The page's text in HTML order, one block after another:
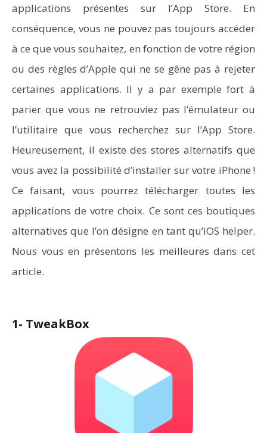
applications présentes sur l’App Store. En
conséquence, vous ne pouvez pas toujours accéder
à ce que vous souhaitez, en fonction de votre région
ou des règles d’Apple qui ne se gêne pas à rejeter
certaines applications. Il y a par exemple fort à
parier que vous ne retrouviez pas l’émulateur ou
l’utilitaire que vous recherchez sur l’App Store.
Heureusement, il existe des stores alternatifs que
vous avez la possibilité d’installer sur votre iPhone !
Ce faisant, vous pourrez télécharger toutes les
applications de votre choix. Ce sont ces boutiques
alternatives que l’on désigne en tant qu’iOS helper.
Nous vous en présentons les meilleures dans cet
article.
1- TweakBox